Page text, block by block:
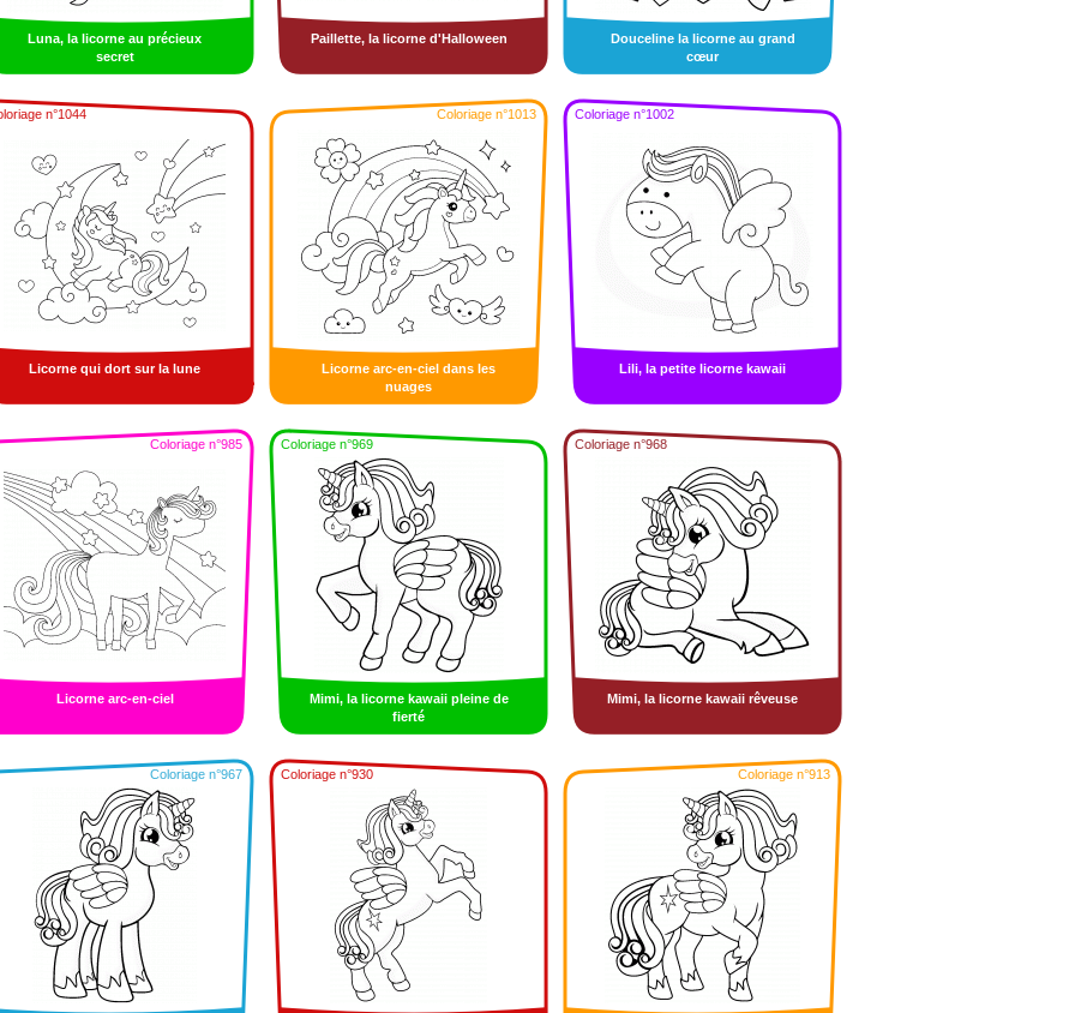
Luna, la licorne au précieux
secret
Paillette, la licorne d'Halloween
Douceline la licorne au grand
cœur
n°1044
Licorne qui dort sur la lune
Coloriage n°1013
Licorne arc-en-ciel dans les
nuages
Coloriage n°1002
Lili, la petite licorne kawaii
Coloriage n°985
Licorne arc-en-ciel
Coloriage n°969
Mimi, la licorne kawaii pleine de
fierté
Coloriage n°968
Mimi, la licorne kawaii rêveuse
Coloriage n°967 Coloriage n°930 Coloriage n°913